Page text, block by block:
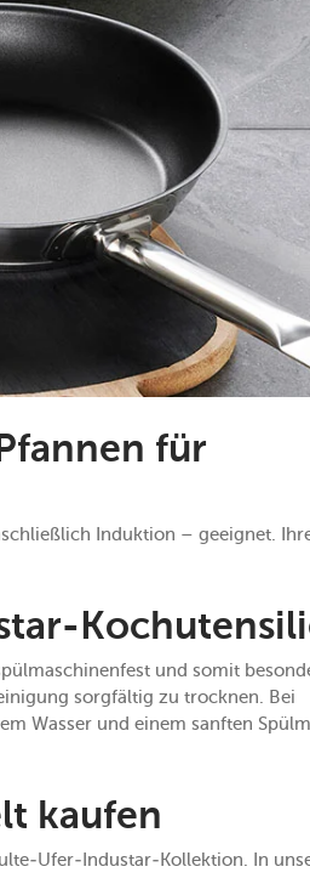
für
Induktion – geeignet.
und somit
sorgfältig zu trocknen. Bei
Wasser und einem sanften
kaufen
Ufer-Industar-Kollektion. In